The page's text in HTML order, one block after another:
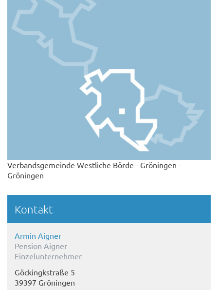
Verbandsgemeinde Westliche Börde - Gröningen -
Gröningen
Kontakt
Armin Aigner
Pension Aigner
Einzelunternehmer
Göckingkstraße 5
39397 Gröningen